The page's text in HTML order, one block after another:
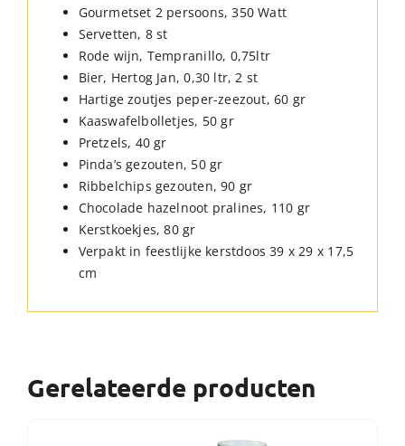
Gourmetset 2 persoons, 350 Watt
Servetten, 8 st
Rode wijn, Tempranillo, 0,75ltr
Bier, Hertog Jan, 0,30 ltr, 2 st
Hartige zoutjes peper-zeezout, 60 gr
Kaaswafelbolletjes, 50 gr
Pretzels, 40 gr
Pinda’s gezouten, 50 gr
Ribbelchips gezouten, 90 gr
Chocolade hazelnoot pralines, 110 gr
Kerstkoekjes, 80 gr
Verpakt in feestlijke kerstdoos 39 x 29 x 17,5
cm
Gerelateerde producten